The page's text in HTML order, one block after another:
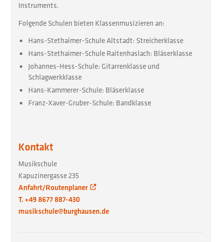
Instruments.
Folgende Schulen bieten Klassenmusizieren an:
Hans-Stethaimer-Schule Altstadt: Streicherklasse
Hans-Stethaimer-Schule Raitenhaslach: Bläserklasse
Johannes-Hess-Schule: Gitarrenklasse und
Schlagwerkklasse
Hans-Kammerer-Schule: Bläserklasse
Franz-Xaver-Gruber-Schule: Bandklasse
Kontakt
Musikschule
Kapuzinergasse 235
Anfahrt/Routenplaner
T. +49 8677 887-430
musikschule@burghausen.de